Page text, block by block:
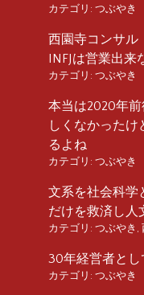
カテゴリ: つぶやき
西園寺コンサル
INFJは営業出来
カテゴリ: つぶやき
本当は2020年
しくなかった
るよね
カテゴリ: つぶやき
文系を社会科学
だけを救済し人
カテゴリ: つぶやき
30年経営者とし
カテゴリ: つぶやき